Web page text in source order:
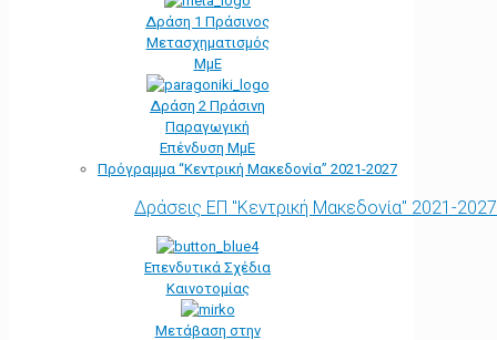
Δράση 1 Πράσινος
Μετασχηματισμός
ΜμΕ
Δράση 2 Πράσινη
Παραγωγική
Επένδυση ΜμΕ
Πρόγραμμα “Κεντρική Μακεδονία” 2021-2027
Δράσεις ΕΠ "Κεντρική Μακεδονία" 2021-2027
Επενδυτικά Σχέδια
Καινοτομίας
Μετάβαση στην